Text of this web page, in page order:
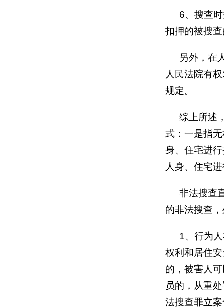
6、搜查
扣押的被搜
另外，在
人民法院有
规定。
综上所述
式：一是指
身、住宅进
人身、住宅
非法搜查
的非法搜查
1、行为
权利和居住
的，被害人
员的，从重
法搜查罪立